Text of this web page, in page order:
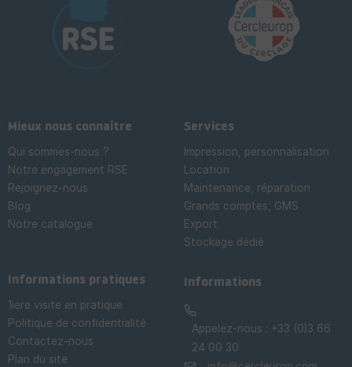
Mieux nous connaître
Qui sommes-nous ?
Notre engagement RSE
Rejoignez-nous
Blog
Notre catalogue
Services
Impression, personnalisation
Location
Maintenance, réparation
Grands comptes, GMS
Export
Stockage dédié
Informations pratiques
1iere visite en pratique
Politique de confidentialité
Contactez-nous
Plan du site
Informations
Appelez-nous : +33 (0)3 66
24 00 30